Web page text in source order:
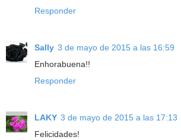
Responder
Sally 3 de mayo de 2015 a las 16:59
Enhorabuena!!
Responder
LAKY 3 de mayo de 2015 a las 17:13
Felicidades!